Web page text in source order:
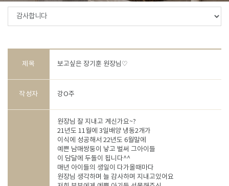
제목 보고싶은 장기훈 원장님♡
작성자 강O주
원장님 잘 지내고 계신가요~?
21년도 11월에 3일배양 냉동2개가
이식에 성공해서 22년도 6월말에
예쁜 남매쌍둥이 낳고 벌써 그아이들
이 담달에 두돌이 됩니다^^
매년 아이들의 생일이 다가올때마다
원장님 생각하며 늘 감사하며 지내고있어요